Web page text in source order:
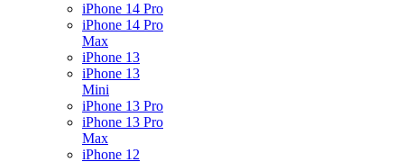
iPhone 14 Pro
iPhone 14 Pro
Max
iPhone 13
iPhone 13
Mini
iPhone 13 Pro
iPhone 13 Pro
Max
iPhone 12